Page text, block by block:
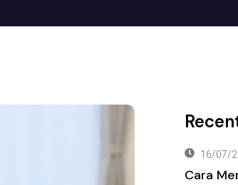
16/07/
Cara